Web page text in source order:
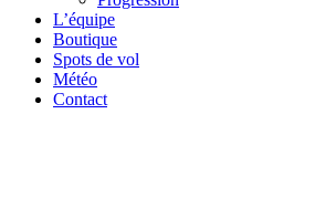
L’équipe
Boutique
Spots de vol
Météo
Contact